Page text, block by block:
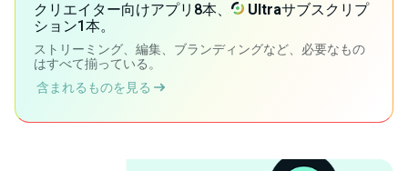
クリエイター向けアプリ8本、 Ultraサブスクリプ
ション1本。
ストリーミング、編集、ブランディングなど、必要なもの
はすべて揃っている。
含まれるものを見る